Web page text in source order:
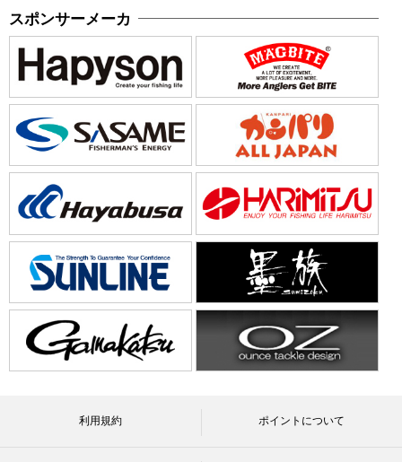
スポンサーメーカ
利用規約 ポイントについて